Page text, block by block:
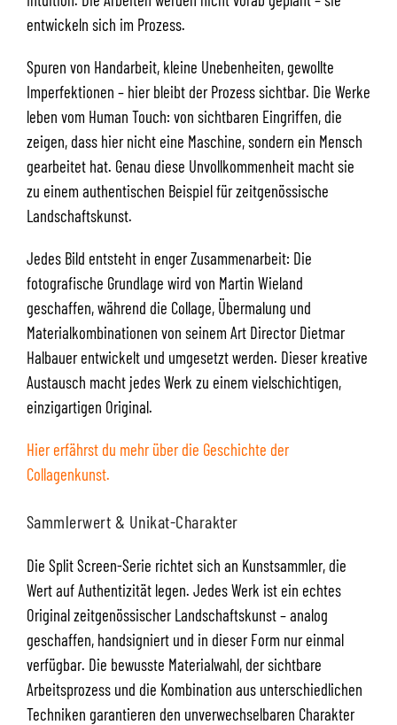
entwickeln sich im Prozess.
Spuren von Handarbeit, kleine Unebenheiten, gewollte
Imperfektionen – hier bleibt der Prozess sichtbar. Die Werke
leben vom Human Touch: von sichtbaren Eingriffen, die
zeigen, dass hier nicht eine Maschine, sondern ein Mensch
gearbeitet hat. Genau diese Unvollkommenheit macht sie
zu einem authentischen Beispiel für zeitgenössische
Landschaftskunst.
Jedes Bild entsteht in enger Zusammenarbeit: Die
fotografische Grundlage wird von Martin Wieland
geschaffen, während die Collage, Übermalung und
Materialkombinationen von seinem Art Director Dietmar
Halbauer entwickelt und umgesetzt werden. Dieser kreative
Austausch macht jedes Werk zu einem vielschichtigen,
einzigartigen Original.
Hier erfährst du mehr über die Geschichte der
Collagenkunst.
Sammlerwert & Unikat-Charakter
Die Split Screen-Serie richtet sich an Kunstsammler, die
Wert auf Authentizität legen. Jedes Werk ist ein echtes
Original zeitgenössischer Landschaftskunst – analog
geschaffen, handsigniert und in dieser Form nur einmal
verfügbar. Die bewusste Materialwahl, der sichtbare
Arbeitsprozess und die Kombination aus unterschiedlichen
Techniken garantieren den unverwechselbaren Charakter